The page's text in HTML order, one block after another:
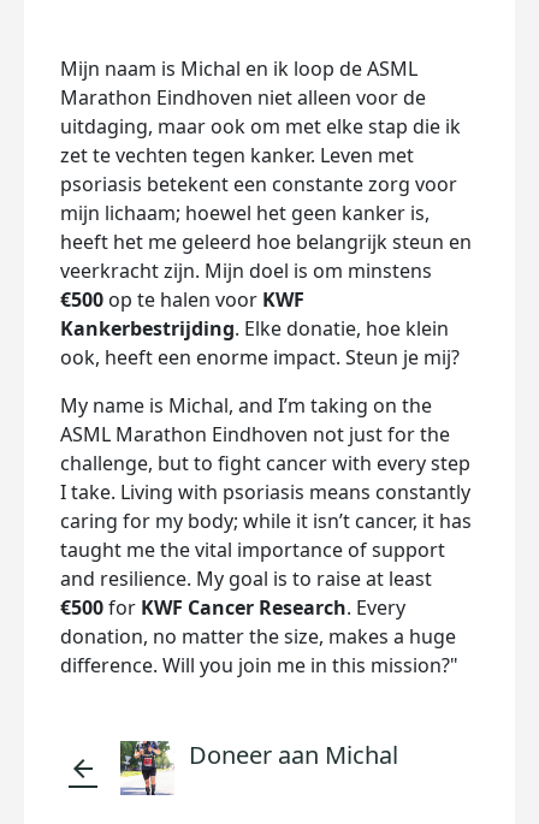
Mijn naam is Michal en ik loop de ASML
Marathon Eindhoven niet alleen voor de
uitdaging, maar ook om met elke stap die ik
zet te vechten tegen kanker. Leven met
psoriasis betekent een constante zorg voor
mijn lichaam; hoewel het geen kanker is,
heeft het me geleerd hoe belangrijk steun en
veerkracht zijn. Mijn doel is om minstens
€500 op te halen voor KWF
Kankerbestrijding. Elke donatie, hoe klein
ook, heeft een enorme impact. Steun je mij?
My name is Michal, and I’m taking on the
ASML Marathon Eindhoven not just for the
challenge, but to fight cancer with every step
I take. Living with psoriasis means constantly
caring for my body; while it isn’t cancer, it has
taught me the vital importance of support
and resilience. My goal is to raise at least
€500for KWF Cancer Research. Every
donation, no matter the size, makes a huge
difference. Will you join me in this mission?"
arrow_back Doneer aan Michal